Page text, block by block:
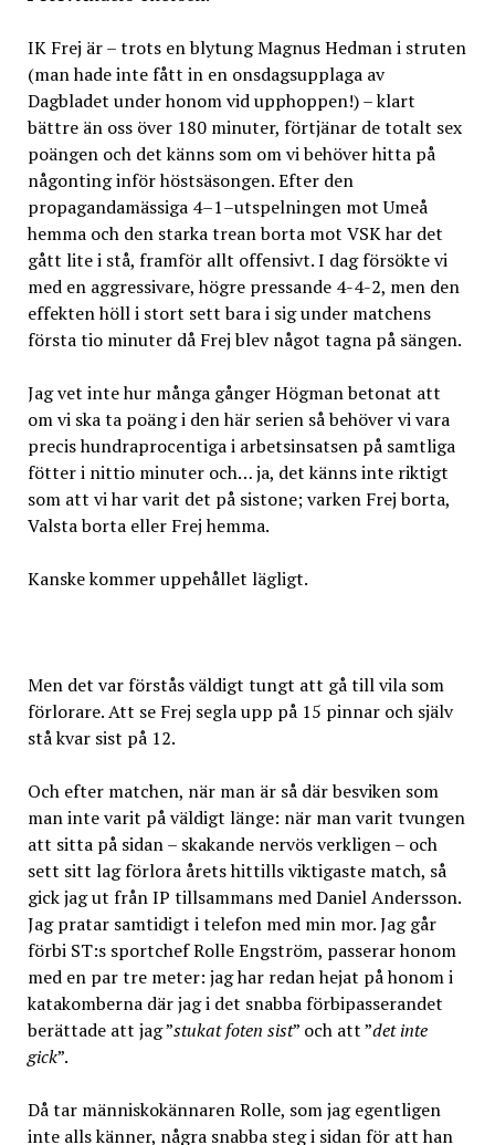
IK Frej är – trots en blytung Magnus Hedman i struten
(man hade inte fått in en onsdagsupplaga av
Dagbladet under honom vid upphoppen!) – klart
bättre än oss över 180 minuter, förtjänar de totalt sex
poängen och det känns som om vi behöver hitta på
någonting inför höstsäsongen. Efter den
propagandamässiga 4–1–utspelningen mot Umeå
hemma och den starka trean borta mot VSK har det
gått lite i stå, framför allt offensivt. I dag försökte vi
med en aggressivare, högre pressande 4-4-2, men den
effekten höll i stort sett bara i sig under matchens
första tio minuter då Frej blev något tagna på sängen.
Jag vet inte hur många gånger Högman betonat att
om vi ska ta poäng i den här serien så behöver vi vara
precis hundraprocentiga i arbetsinsatsen på samtliga
fötter i nittio minuter och… ja, det känns inte riktigt
som att vi har varit det på sistone; varken Frej borta,
Valsta borta eller Frej hemma.
Kanske kommer uppehållet lägligt.
Men det var förstås väldigt tungt att gå till vila som
förlorare. Att se Frej segla upp på 15 pinnar och själv
stå kvar sist på 12.
Och efter matchen, när man är så där besviken som
man inte varit på väldigt länge: när man varit tvungen
att sitta på sidan – skakande nervös verkligen – och
sett sitt lag förlora årets hittills viktigaste match, så
gick jag ut från IP tillsammans med Daniel Andersson.
Jag pratar samtidigt i telefon med min mor. Jag går
förbi ST:s sportchef Rolle Engström, passerar honom
med en par tre meter: jag har redan hejat på honom i
katakomberna där jag i det snabba förbipasserandet
berättade att jag ”stukat foten sist” och att ”det inte
gick”.
Då tar människokännaren Rolle, som jag egentligen
inte alls känner, några snabba steg i sidan för att han